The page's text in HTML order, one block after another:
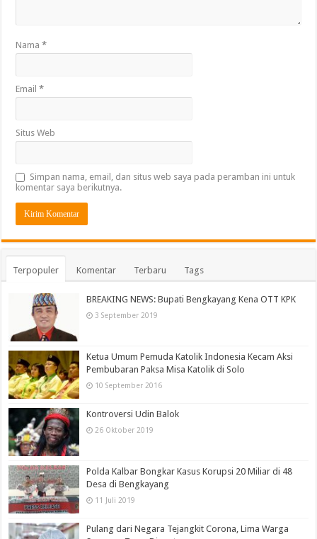
Nama*
Email*
Situs Web
Simpan nama, email, dan situs web saya pada peramban ini untuk
komentar saya berikutnya.
Terpopuler Komentar Terbaru Tags
BREAKING NEWS: Bupati Bengkayang Kena OTT KPK
3 September 2019
Ketua Umum Pemuda Katolik Indonesia Kecam Aksi
Pembubaran Paksa Misa Katolik di Solo
10 September 2016
Kontroversi Udin Balok
26 Oktober 2019
Polda Kalbar Bongkar Kasus Korupsi 20 Miliar di 48
Desa di Bengkayang
11 Juli 2019
Pulang dari Negara Tejangkit Corona, Lima Warga